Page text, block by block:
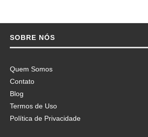
SOBRE NÓS
Quem Somos
Contato
Blog
Termos de Uso
Política de Privacidade